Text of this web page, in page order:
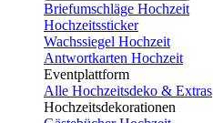
Briefumschläge Hochzeit
Hochzeitssticker
Wachssiegel Hochzeit
Antwortkarten Hochzeit
Eventplattform
Alle Hochzeitsdeko & Extras
Hochzeitsdekorationen